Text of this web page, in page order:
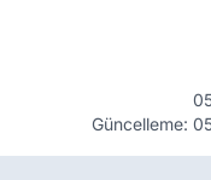
Güncelleme: